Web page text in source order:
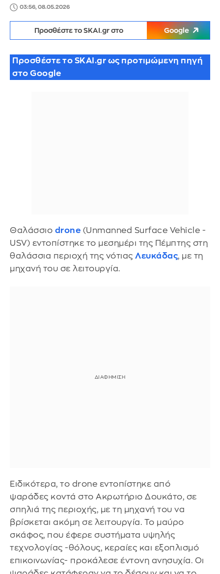
03:56, 08.05.2026
Προσθέστε το SKAI.gr στο Google
Προσθέστε το SKAI.gr ως προτιμώμενη πηγή
στο Google
Θαλάσσιο drone (Unmanned Surface Vehicle -
USV) εντοπίστηκε το μεσημέρι της Πέμπτης στη
θαλάσσια περιοχή της νότιας Λευκάδας, με τη
μηχανή του σε λειτουργία.
Ειδικότερα, το drone εντοπίστηκε από
ψαράδες κοντά στο Ακρωτήριο Δουκάτο, σε
σπηλιά της περιοχής, με τη μηχανή του να
βρίσκεται ακόμη σε λειτουργία. Το μαύρο
σκάφος, που έφερε συστήματα υψηλής
τεχνολογίας -θόλους, κεραίες και εξοπλισμό
επικοινωνίας- προκάλεσε έντονη ανησυχία. Οι